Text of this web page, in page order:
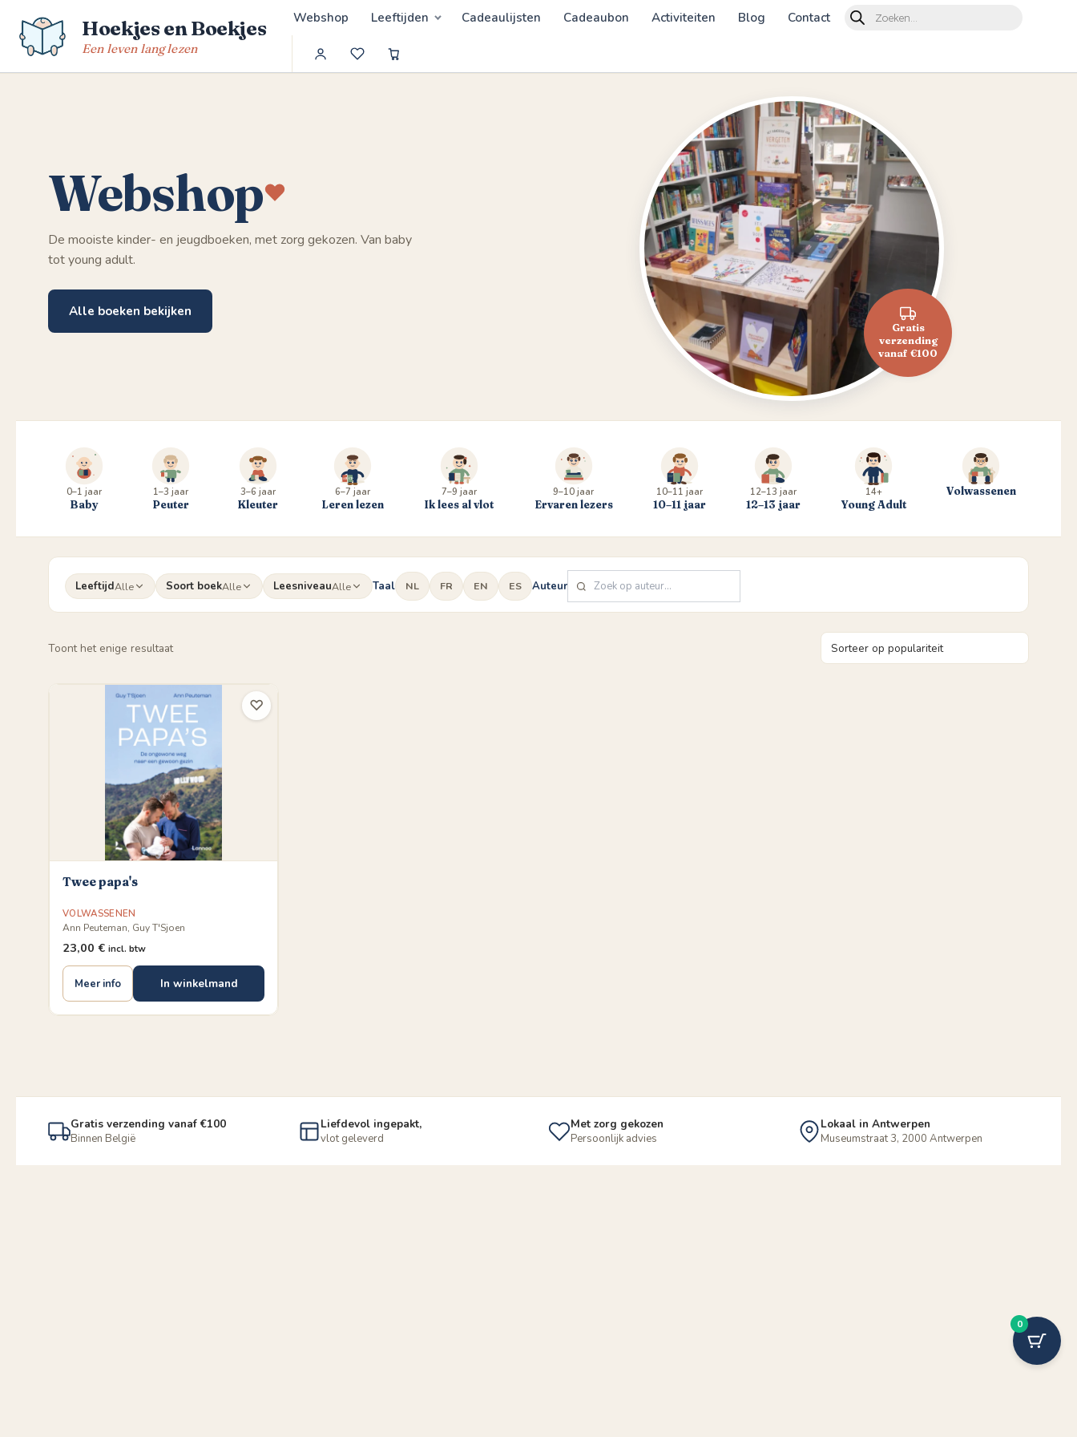
naar
inhoud
Hoekjes en Boekjes
Een leven lang lezen
Webshop Leeftijden Cadeaulijsten Cadeaubon Activiteiten Blog Contact
Products
search
Webshop
De mooiste kinder- en jeugdboeken, met zorg gekozen. Van baby
tot young adult.
Alle boeken bekijken
Gratis
verzending
vanaf €100
0–1 jaar
Baby
1–3 jaar
Peuter
3–6 jaar
Kleuter
6–7 jaar
Leren lezen
7–9 jaar
Ik lees al vlot
9–10 jaar
Ervaren lezers
10–11 jaar
10–11 jaar
12–13 jaar
12–13 jaar
14+
Young Adult
Volwassenen
LeeftijdAlle Soort boekAlle LeesniveauAlle Taal NL FR EN ES Auteur
Toont het enige resultaat
Twee papa's
VOLWASSENEN
Ann Peuteman, Guy T'Sjoen
23,00 € incl. btw
Meer info In winkelmand
♡
Gratis verzending vanaf €100
Binnen België
Liefdevol ingepakt,
vlot geleverd
Met zorg gekozen
Persoonlijk advies
Lokaal in Antwerpen
Museumstraat 3, 2000 Antwerpen
0